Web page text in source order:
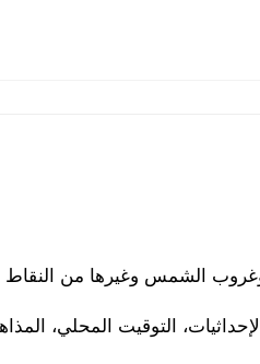
الشمس وغيرها من النقاط
التوقيت المحلي،